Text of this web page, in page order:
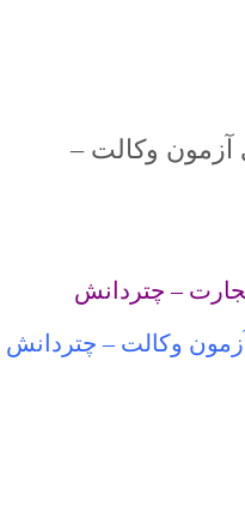
آزمون وکالت –